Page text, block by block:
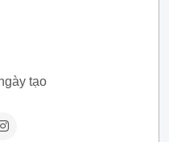
tạo